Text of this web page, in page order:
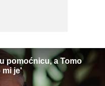
pomoćnicu, a Tomo
mi je'